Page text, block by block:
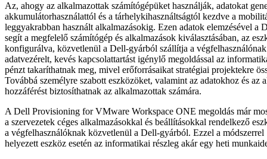
Az, ahogy az alkalmazottak számítógépüket használják, adatokat
akkumulátorhasználattól és a tárhelykihasználtságtól kezdve a
leggyakrabban használt alkalmazásokig. Ezen adatok elemzésével a
segít a megfelelő számítógép és alkalmazások kiválasztásában, az
konfigurálva, közvetlenül a Dell-gyárból szállítja a
adatvezérelt, kevés kapcsolattartást igénylő megoldással az
pénzt takaríthatnak meg, mivel erőforrásaikat stratégiai projektekre
Továbbá személyre szabott eszközöket, valamint az adatokhoz és az
hozzáférést biztosíthatnak az alkalmazottak számára.
A Dell Provisioning for VMware Workspace ONE megoldás már
a szervezetek céges alkalmazásokkal és beállításokkal rendelkező
a végfelhasználóknak közvetlenül a Dell-gyárból. Ezzel a módszerrel
helyezett eszköz esetén az informatikai részleg akár egy heti